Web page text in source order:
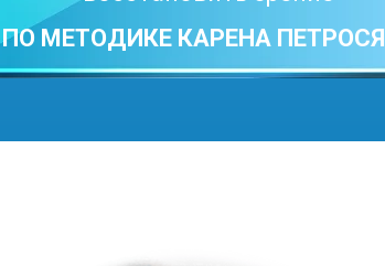
ПО МЕТОДИКЕ КАРЕНА